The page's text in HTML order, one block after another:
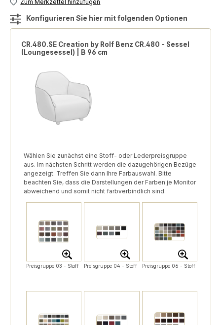
Zum Merkzettel hinzufügen
Konfigurieren Sie hier mit folgenden Optionen
CR.480.SE Creation by Rolf Benz CR.480 - Sessel
(Loungesessel) | B 96 cm
Wählen Sie zunächst eine Stoff- oder Lederpreisgruppe
aus. Im nächsten Schritt werden die dazugehörigen Bezüge
angezeigt. Treffen Sie dann Ihre Farbauswahl. Bitte
beachten Sie, dass die Darstellungen der Farben je Monitor
abweichend und somit nicht farbverbindlich sind.
Preisgruppe 03 - Stoff Preisgruppe 04 - Stoff Preisgruppe 06 - Stoff